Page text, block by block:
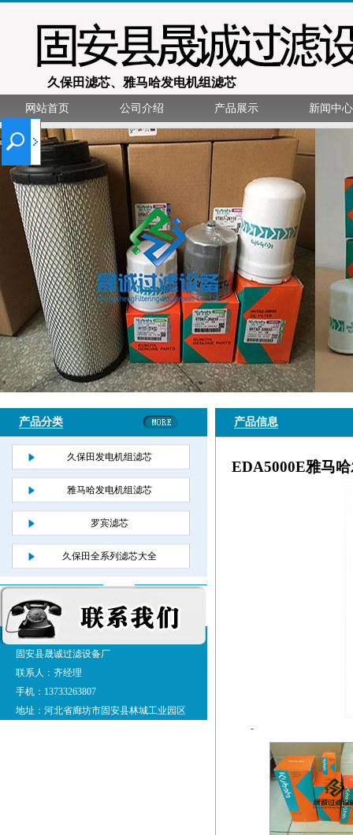
久保田滤芯、雅马哈发电机组滤芯
网站首页 公司介绍 产品展示 新闻中心
产品信息
EDA5000E雅马
-
产品分类
久保田发电机组滤芯
雅马哈发电机组滤芯
罗宾滤芯
久保田全系列滤芯大全
固安县晟诚过滤设备厂
联系人：齐经理
手机：13733263807
地址：河北省廊坊市固安县林城工业园区